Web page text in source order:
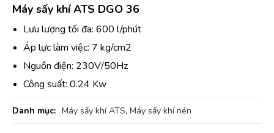
Máy sấy khí ATS DGO 36
Lưu lượng tối đa: 600 l/phút
Áp lực làm việc: 7 kg/cm2
Nguồn điện: 230V/50Hz
Công suất: 0.24 Kw
Danh mục: Máy sấy khí ATS, Máy sấy khí nén